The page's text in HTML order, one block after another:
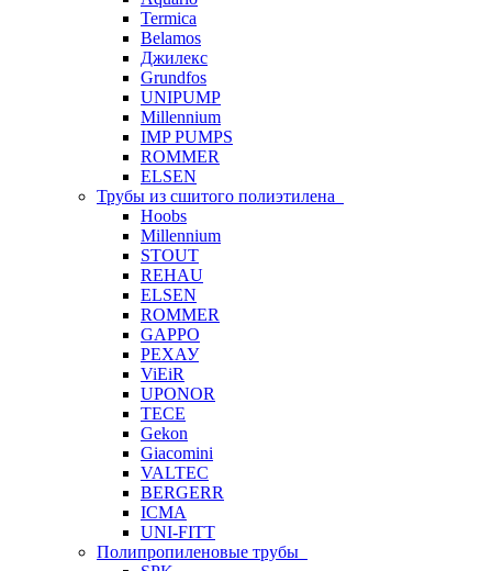
Termica
Belamos
Джилекс
Grundfos
UNIPUMP
Millennium
IMP PUMPS
ROMMER
ELSEN
Трубы из сшитого полиэтилена
Hoobs
Millennium
STOUT
REHAU
ELSEN
ROMMER
GAPPO
РЕХАУ
ViEiR
UPONOR
TECE
Gekon
Giacomini
VALTEC
BERGERR
ICMA
UNI-FITT
Полипропиленовые трубы